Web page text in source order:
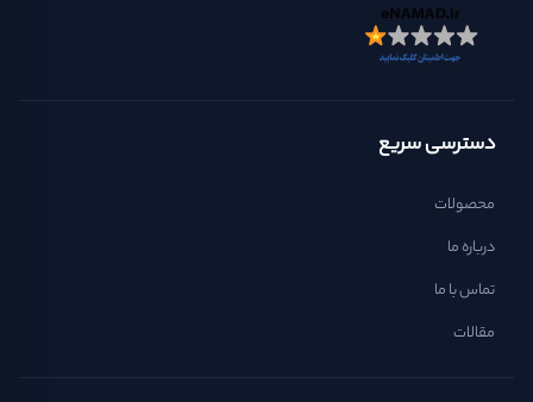
دسترسی سریع
محصولات
درباره ما
تماس با ما
مقالات